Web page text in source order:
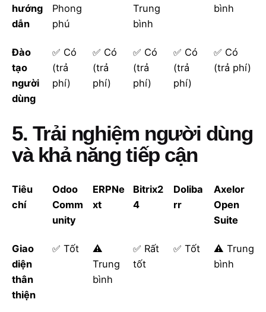
hướng
dẫn
Phong
phú
Trung
bình
bình
Đào
tạo
người
dùng
✅ Có
(trả
phí)
✅ Có
(trả
phí)
✅ Có
(trả
phí)
✅ Có
(trả
phí)
✅ Có
(trả phí)
5. Trải nghiệm người dùng
và khả năng tiếp cận
Tiêu
chí
Odoo
Comm
unity
ERPNe
xt
Bitrix2
4
Doliba
rr
Axelor
Open
Suite
Giao
diện
thân
thiện
✅ Tốt
⚠️
Trung
bình
✅ Rất
tốt
✅ Tốt
⚠️ Trung
bình